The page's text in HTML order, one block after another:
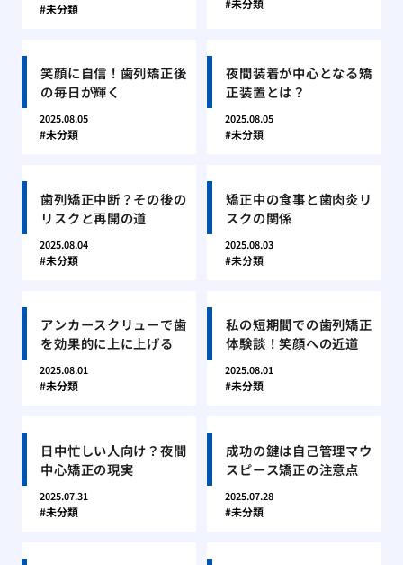
未分類 未分類
笑顔に自信！歯列矯正後
の毎日が輝く
2025.08.05
未分類
夜間装着が中心となる矯
正装置とは？
2025.08.05
未分類
歯列矯正中断？その後の
リスクと再開の道
2025.08.04
未分類
矯正中の食事と歯肉炎リ
スクの関係
2025.08.03
未分類
アンカースクリューで歯
を効果的に上に上げる
2025.08.01
未分類
私の短期間での歯列矯正
体験談！笑顔への近道
2025.08.01
未分類
日中忙しい人向け？夜間
中心矯正の現実
2025.07.31
未分類
成功の鍵は自己管理マウ
スピース矯正の注意点
2025.07.28
未分類